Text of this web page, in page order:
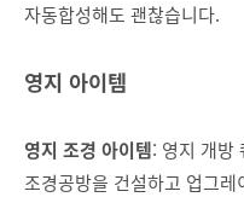
자동합성해도 괜찮습니다.
영지 아이템
영지 조경 아이템: 영지 개방
조경공방을 건설하고 업그